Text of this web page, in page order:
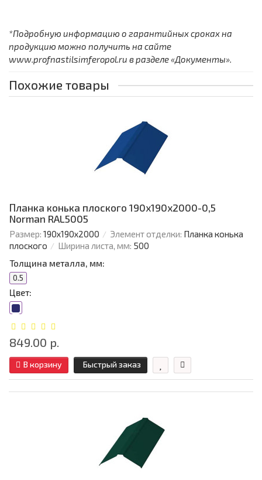
*Подробную информацию о гарантийных сроках на
продукцию можно получить на сайте
www.profnastilsimferopol.ru в разделе «Документы».
Похожие товары
Планка конька плоского 190х190х2000-0,5
Norman RAL5005
Размер: 190х190х2000 Элемент отделки: Планка конька
плоского
Ширина листа, мм: 500
Толщина металла, мм:
0.5
Цвет:
849.00 р.
В корзину Быстрый заказ